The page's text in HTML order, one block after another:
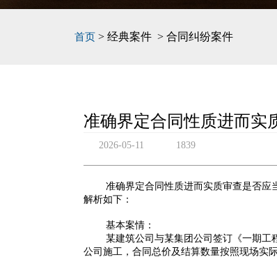
首页 > 经典案件 > 合同纠纷案件
准确界定合同性质进而实
2026-05-11 1839
准确界定合同性质进而实质审查是否应
解析如下：
基本案情：
某建筑公司与某集团公司签订《一期工
公司施工，合同总价及结算数量按照现场实